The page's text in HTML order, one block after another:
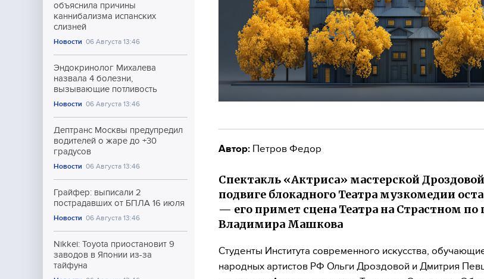
объяснила причины
каннибализма испанских
слизней
Новости 06 Августа 13:46
Эндокринолог Михалева
назвала 4 болезни,
вызывающие потливость
Новости 06 Августа 13:46
Дептранс Москвы предупредил
водителей о жаре до +30
градусов
Новости 06 Августа 13:46
Грайфер: выписали 2
пострадавших от БПЛА 16 июля
Новости 06 Августа 13:46
Nikkei: Toyota приостановит 9
заводов в Японии из-за
тайфуна
Автор: Петров Федор
Спектакль «Актриса» мастерской
подвиге блокадного Театра музкомедии
— его примет сцена Театра на Страстном
Владимира Машкова
Студенты Института современного искусства,
народных артистов РФ Ольги Дроздовой и Дмитрия